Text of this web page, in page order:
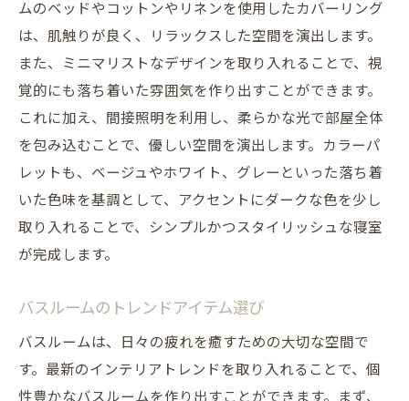
ムのベッドやコットンやリネンを使用したカバーリング
は、肌触りが良く、リラックスした空間を演出します。
また、ミニマリストなデザインを取り入れることで、視
覚的にも落ち着いた雰囲気を作り出すことができます。
これに加え、間接照明を利用し、柔らかな光で部屋全体
を包み込むことで、優しい空間を演出します。カラーパ
レットも、ベージュやホワイト、グレーといった落ち着
いた色味を基調として、アクセントにダークな色を少し
取り入れることで、シンプルかつスタイリッシュな寝室
が完成します。
バスルームのトレンドアイテム選び
バスルームは、日々の疲れを癒すための大切な空間で
す。最新のインテリアトレンドを取り入れることで、個
性豊かなバスルームを作り出すことができます。まず、